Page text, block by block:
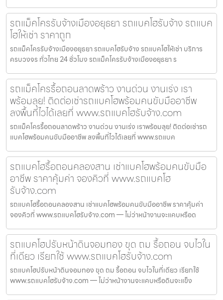
รถแม็คโครรับจ้างเมืองอยุธยา รถแบคโฮรับจ้าง รถแบค
โฮให้เช่า ราคาถูก
รถแม็คโครรับจ้างเมืองอยุธยา รถแบคโฮรับจ้าง รถแบคโฮให้เช่า บริการ
ครบวงจร ทั่วไทย 24 ชั่วโมง รถแม็คโครรับจ้างเมืองอยุธยา ร
รถแม็คโครรื้อถอนลาดพร้าว งานด่วน งานเร่ง เรา
พร้อมลุย! ติดต่อเช่ารถแบคโฮพร้อมคนขับมืออาชีพ
ลงพื้นที่ไวได้เลยที่ www.รถแบคโฮรับจ้าง.com
รถแม็คโครรื้อถอนลาดพร้าว งานด่วน งานเร่ง เราพร้อมลุย! ติดต่อเช่ารถ
แบคโฮพร้อมคนขับมืออาชีพ ลงพื้นที่ไวได้เลยที่ www.รถแบค
รถแบคโฮรื้อถอนคลองสาน เช่าแบคโฮพร้อมคนขับมือ
อาชีพ ราคาคุ้มค่า จองคิวที่ www.รถแบคโฮ
รับจ้าง.com
รถแบคโฮรื้อถอนคลองสาน เช่าแบคโฮพร้อมคนขับมืออาชีพ ราคาคุ้มค่า
จองคิวที่ www.รถแบคโฮรับจ้าง.com — ไม่ว่าหน้างานจะแคบหรือด
รถแบคโฮปรับหน้าดินจอมทอง ขุด ถม รื้อถอน จบไวใน
ที่เดียว เรียกใช้ www.รถแบคโฮรับจ้าง.com
รถแบคโฮปรับหน้าดินจอมทอง ขุด ถม รื้อถอน จบไวในที่เดียว เรียกใช้
www.รถแบคโฮรับจ้าง.com — ไม่ว่าหน้างานจะแคบหรือดินจะแข็ง